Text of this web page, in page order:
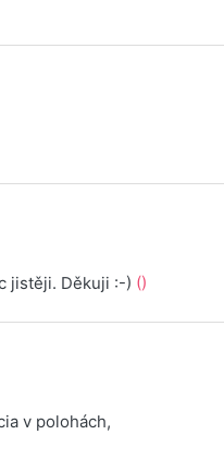
jistěji. Děkuji :-) ()
v polohách,